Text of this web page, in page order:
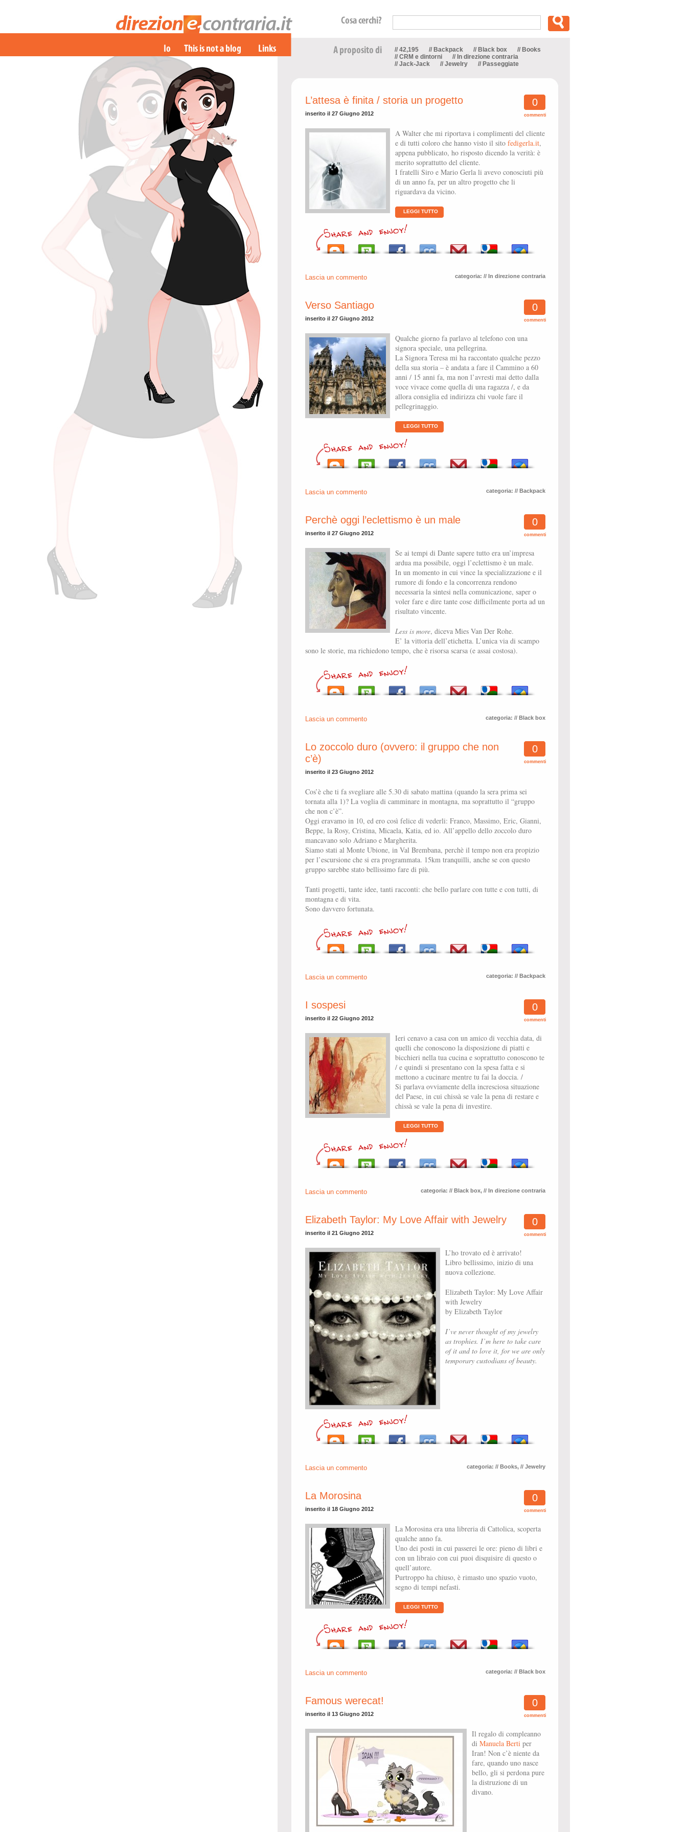
// 42,195 // Backpack // Black box
// Books
// CRM e dintorni
// In direzione contraria
// Jack-Jack
// Jewelry // Passeggiate
L’attesa è finita / storia un progetto
inserito il 27 Giugno 2012
0
commenti
A Walter che mi riportava i complimenti del cliente
e di tutti coloro che hanno visto il sito fedigerla.it,
appena pubblicato, ho risposto dicendo la verità: è
merito soprattutto del cliente.
I fratelli Siro e Mario Gerla li avevo conosciuti più
di un anno fa, per un altro progetto che li
riguardava da vicino.
LEGGI TUTTO
categoria: // In direzione contraria
Lascia un commento
Verso Santiago
inserito il 27 Giugno 2012
0
commenti
Qualche giorno fa parlavo al telefono con una
signora speciale, una pellegrina.
La Signora Teresa mi ha raccontato qualche pezzo
della sua storia – è andata a fare il Cammino a 60
anni / 15 anni fa, ma non l’avresti mai detto dalla
voce vivace come quella di una ragazza /, e da
allora consiglia ed indirizza chi vuole fare il
pellegrinaggio.
LEGGI TUTTO
categoria: // Backpack
Lascia un commento
Perchè oggi l’eclettismo è un male
inserito il 27 Giugno 2012
0
commenti
Se ai tempi di Dante sapere tutto era un’impresa
ardua ma possibile, oggi l’eclettismo è un male.
In un momento in cui vince la specializzazione e il
rumore di fondo e la concorrenza rendono
necessaria la sintesi nella comunicazione, saper o
voler fare e dire tante cose difficilmente porta ad un
risultato vincente.
Less is more, diceva Mies Van Der Rohe.
E’ la vittoria dell’etichetta. L’unica via di scampo
sono le storie, ma richiedono tempo, che è risorsa scarsa (e assai costosa).
categoria: // Black box
Lascia un commento
Lo zoccolo duro (ovvero: il gruppo che non
c’è)
inserito il 23 Giugno 2012
0
commenti
Cos’è che ti fa svegliare alle 5.30 di sabato mattina (quando la sera prima sei
tornata alla 1)? La voglia di camminare in montagna, ma soprattutto il “gruppo
che non c’è”.
Oggi eravamo in 10, ed ero così felice di vederli: Franco, Massimo, Eric, Gianni,
Beppe, la Rosy, Cristina, Micaela, Katia, ed io. All’appello dello zoccolo duro
mancavano solo Adriano e Margherita.
Siamo stati al Monte Ubione, in Val Brembana, perchè il tempo non era propizio
per l’escursione che si era programmata. 15km tranquilli, anche se con questo
gruppo sarebbe stato bellissimo fare di più.
Tanti progetti, tante idee, tanti racconti: che bello parlare con tutte e con tutti, di
montagna e di vita.
Sono davvero fortunata.
categoria: // Backpack
Lascia un commento
I sospesi
inserito il 22 Giugno 2012
0
commenti
Ieri cenavo a casa con un amico di vecchia data, di
quelli che conoscono la disposizione di piatti e
bicchieri nella tua cucina e soprattutto conoscono te
/ e quindi si presentano con la spesa fatta e si
mettono a cucinare mentre tu fai la doccia. /
Si parlava ovviamente della incresciosa situazione
del Paese, in cui chissà se vale la pena di restare e
chissà se vale la pena di investire.
LEGGI TUTTO
categoria: // Black box, // In direzione contraria
Lascia un commento
Elizabeth Taylor: My Love Affair with Jewelry
inserito il 21 Giugno 2012
0
commenti
L’ho trovato ed è arrivato!
Libro bellissimo, inizio di una
nuova collezione.
Elizabeth Taylor: My Love Affair
with Jewelry
by Elizabeth Taylor
I’ve never thought of my jewelry
as trophies. I’m here to take care
of it and to love it, for we are only
temporary custodians of beauty.
categoria: // Books, // Jewelry
Lascia un commento
La Morosina
inserito il 18 Giugno 2012
0
commenti
La Morosina era una libreria di Cattolica, scoperta
qualche anno fa.
Uno dei posti in cui passerei le ore: pieno di libri e
con un libraio con cui puoi disquisire di questo o
quell’autore.
Purtroppo ha chiuso, è rimasto uno spazio vuoto,
segno di tempi nefasti.
LEGGI TUTTO
categoria: // Black box
Lascia un commento
Famous werecat!
inserito il 13 Giugno 2012
0
commenti
Il regalo di compleanno
di Manuela Berti per
Iran! Non c’è niente da
fare, quando uno nasce
bello, gli si perdona pure
la distruzione di un
divano.